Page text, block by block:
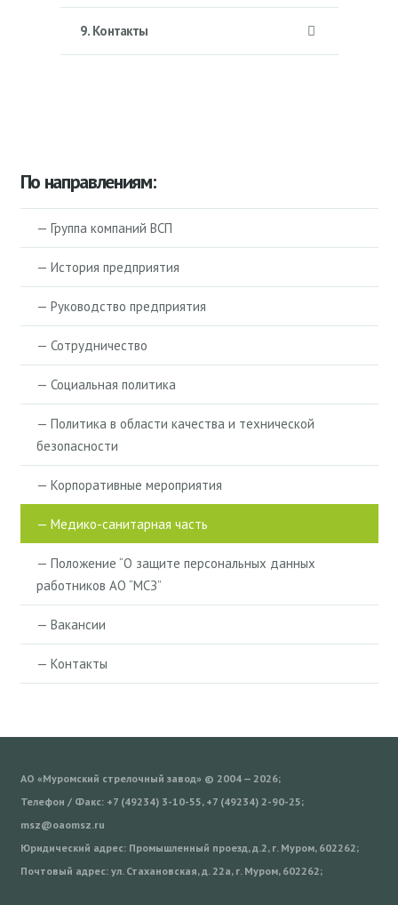
9. Контакты
По направлениям:
— Группа компаний ВСП
— История предприятия
— Руководство предприятия
— Сотрудничество
— Социальная политика
— Политика в области качества и технической
безопасности
— Корпоративные мероприятия
— Медико-санитарная часть
— Положение “О защите персональных данных
работников АО “МСЗ”
— Вакансии
— Контакты
АО «Муромский стрелочный завод» © 2004 — 2026;
Телефон / Факс: +7 (49234) 3-10-55, +7 (49234) 2-90-25;
msz@oaomsz.ru
Юридический адрес: Промышленный проезд, д.2, г. Муром, 602262;
Почтовый адрес: ул. Стахановская, д. 22а, г. Муром, 602262;